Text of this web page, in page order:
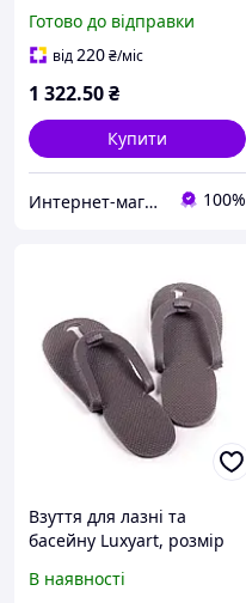
для моря, пляжу, басейну,
плавання
Готово до відправки
від220₴/міс
1 322.50₴
Купити
Интернет-магазин U-Way — в один клік до мети. 100%
Взуття для лазні та
басейну Luxyart, розмір
В наявності